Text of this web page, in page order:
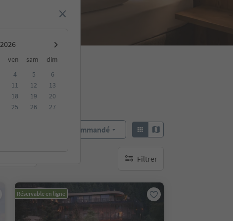
ven sam
dim
4 5
6
11 12
13
18 19
20
25 26
27
Recommandé
Filtrer
aucun filtre actif
Réservable en ligne